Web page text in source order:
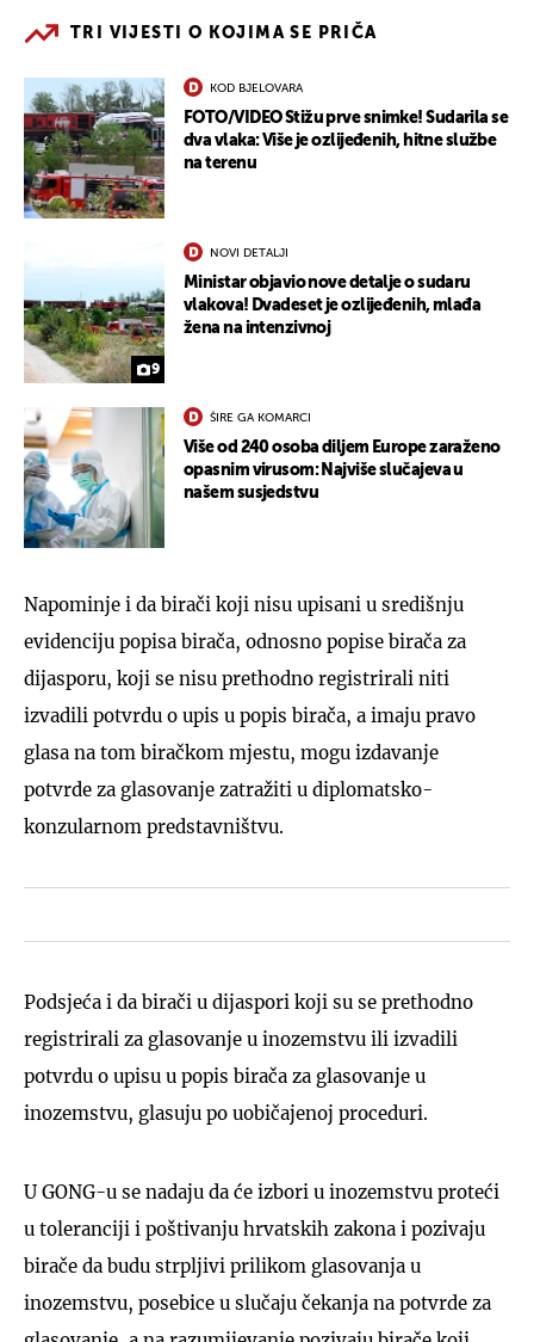
TRI VIJESTI O KOJIMA SE PRIČA
KOD BJELOVARA
FOTO/VIDEO Stižu prve snimke! Sudarila se
dva vlaka: Više je ozlijeđenih, hitne službe
na terenu
9
NOVI DETALJI
Ministar objavio nove detalje o sudaru
vlakova! Dvadeset je ozlijeđenih, mlađa
žena na intenzivnoj
ŠIRE GA KOMARCI
Više od 240 osoba diljem Europe zaraženo
opasnim virusom: Najviše slučajeva u
našem susjedstvu
Napominje i da birači koji nisu upisani u središnju
evidenciju popisa birača, odnosno popise birača za
dijasporu, koji se nisu prethodno registrirali niti
izvadili potvrdu o upis u popis birača, a imaju pravo
glasa na tom biračkom mjestu, mogu izdavanje
potvrde za glasovanje zatražiti u diplomatsko-
konzularnom predstavništvu.
Podsjeća i da birači u dijaspori koji su se prethodno
registrirali za glasovanje u inozemstvu ili izvadili
potvrdu o upisu u popis birača za glasovanje u
inozemstvu, glasuju po uobičajenoj proceduri.
U GONG-u se nadaju da će izbori u inozemstvu proteći
u toleranciji i poštivanju hrvatskih zakona i pozivaju
birače da budu strpljivi prilikom glasovanja u
inozemstvu, posebice u slučaju čekanja na potvrde za